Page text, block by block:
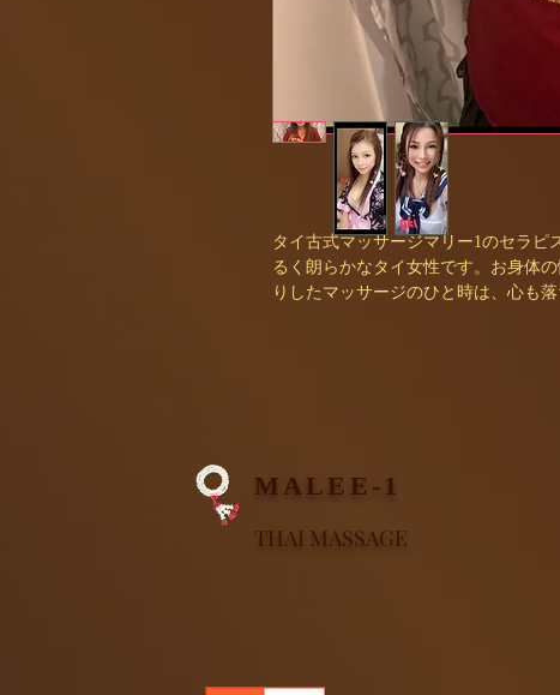
タイ古式マッサージマリー1のセラピ
るく朗らかなタイ女性です。お身体
りしたマッサージのひと時は、心も
MALEE-1
THAI MASSAGE